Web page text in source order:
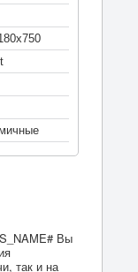
Вы
так и на